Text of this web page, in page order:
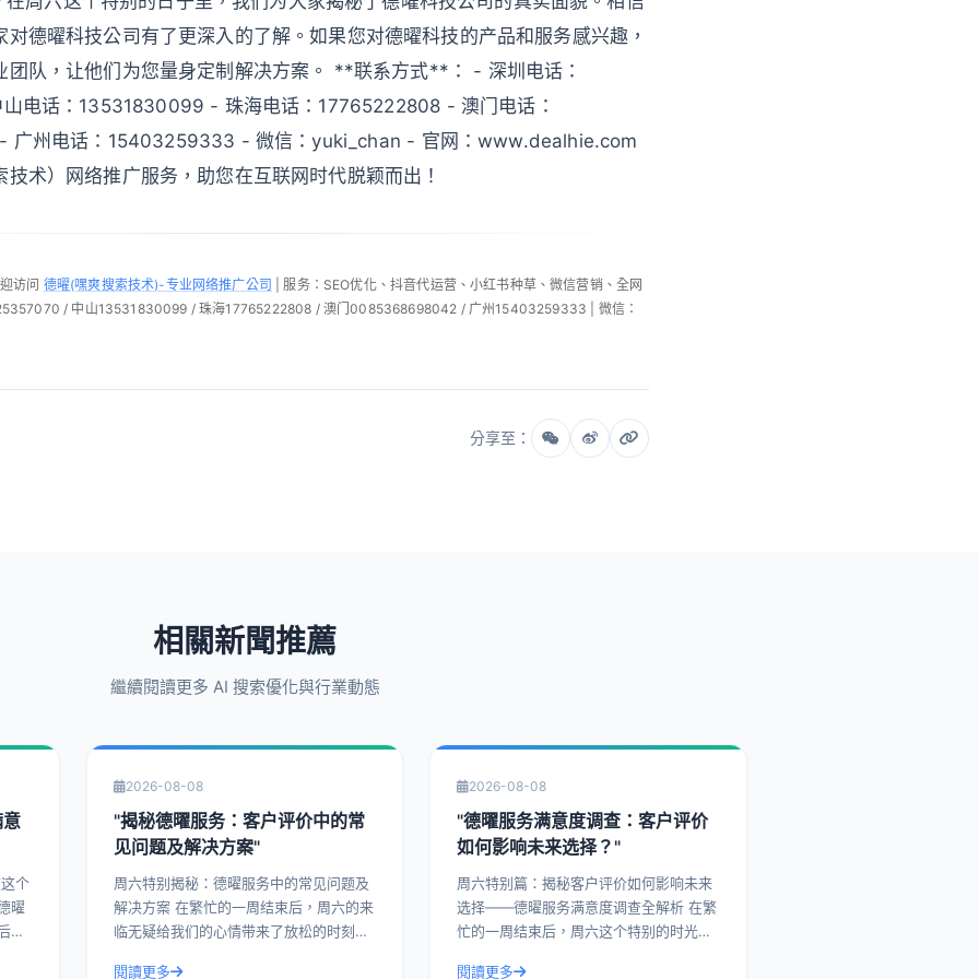
对德曜科技公司有了更深入的了解。如果您对德曜科技的产品和服务感兴趣，
团队，让他们为您量身定制解决方案。 **联系方式**： - 深圳电话：
电话：13531830099 - 珠海电话：17765222808 - 澳门电话：
州电话：15403259333 - 微信：yuki_chan - 官网：www.dealhie.com
术）网络推广服务，助您在互联网时代脱颖而出！
访问 德曜(嘿爽搜索技术)-专业网络推广公司
| 服务：SEO优化、抖音代运营、小红书种草、微信营销、全网
/ 中山13531830099 / 珠海17765222808 / 澳门0085368698042 / 广州15403259333 | 微信：
分享至：
相關新聞推薦
繼續閱讀更多 AI 搜索優化與行業動態
曜
的
2026-08-08
"揭秘德曜服务：客户评价中的常
见问题及解决方案"
周六特别揭秘：德曜服务中的常见问题及
解决方案 在繁忙的一周结束后，周六的来
临无疑给我们的心情带来了放松的时刻。
閱讀更多
2026-08-08
"德曜服务满意度调查：客户评价
如何影响未来选择？"
周六特别篇：揭秘客户评价如何影响未来
选择——德曜服务满意度调查全解析 在繁
忙的一周结束后，周六这个特别的时光，
閱讀更多